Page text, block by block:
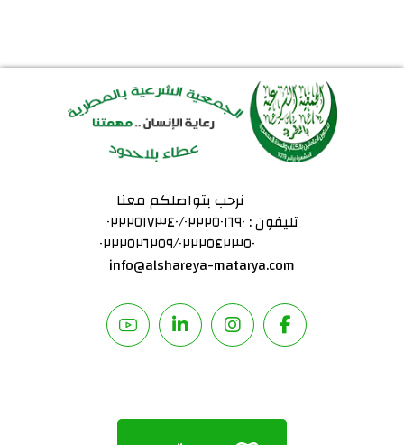
نرحب بتواصلكم معنا
تليفون : ٠٢٢٢٥١٧٣٤٠/٠٢٢٢٥٠١٦٩٠
info@alshareya-matarya.com